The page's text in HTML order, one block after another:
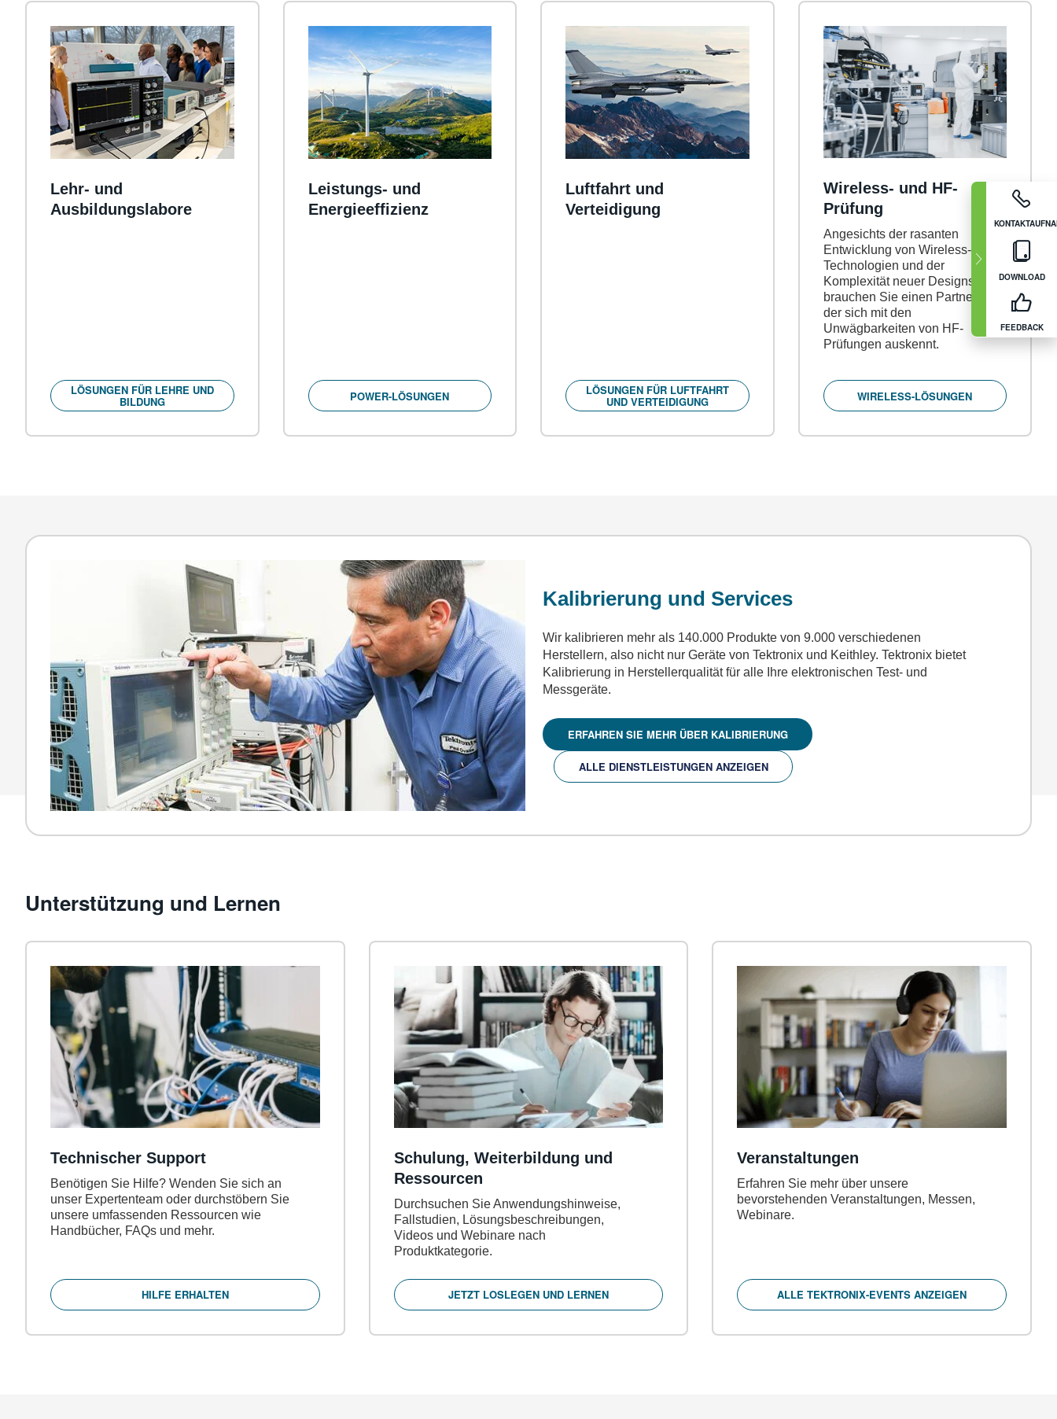
DOWNLOAD
FEEDBACK
Lehr- und
Ausbildungslabore
LÖSUNGEN FÜR LEHRE UND
BILDUNG
Leistungs- und
Energieeffizienz
POWER-LÖSUNGEN
Luftfahrt und
Verteidigung
LÖSUNGEN FÜR LUFTFAHRT
UND VERTEIDIGUNG
Wireless- und HF-
Prüfung
Angesichts der rasanten
Entwicklung von Wireless-
Technologien und der
Komplexität neuer Designs
brauchen Sie einen Partner,
der sich mit den
Unwägbarkeiten von HF-
Prüfungen auskennt.
WIRELESS-LÖSUNGEN
Kalibrierung und Services
Wir kalibrieren mehr als 140.000 Produkte von 9.000 verschiedenen
Herstellern, also nicht nur Geräte von Tektronix und Keithley. Tektronix bietet
Kalibrierung in Herstellerqualität für alle Ihre elektronischen Test- und
Messgeräte.
ERFAHREN SIE MEHR ÜBER KALIBRIERUNG
ALLE DIENSTLEISTUNGEN ANZEIGEN
Unterstützung und Lernen
Technischer Support
Benötigen Sie Hilfe? Wenden Sie sich an
unser Expertenteam oder durchstöbern Sie
unsere umfassenden Ressourcen wie
Handbücher, FAQs und mehr.
HILFE ERHALTEN
Schulung, Weiterbildung und
Ressourcen
Durchsuchen Sie Anwendungshinweise,
Fallstudien, Lösungsbeschreibungen,
Videos und Webinare nach
Produktkategorie.
JETZT LOSLEGEN UND LERNEN
Veranstaltungen
Erfahren Sie mehr über unsere
bevorstehenden Veranstaltungen, Messen,
Webinare.
ALLE TEKTRONIX-EVENTS ANZEIGEN